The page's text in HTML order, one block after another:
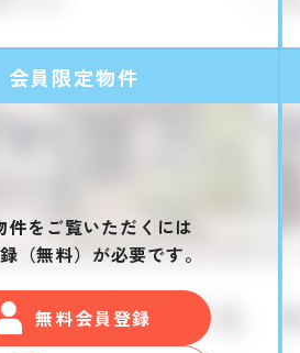
会員限定物件
件をご覧いただくには
（無料）が必要です。
無料会員登録